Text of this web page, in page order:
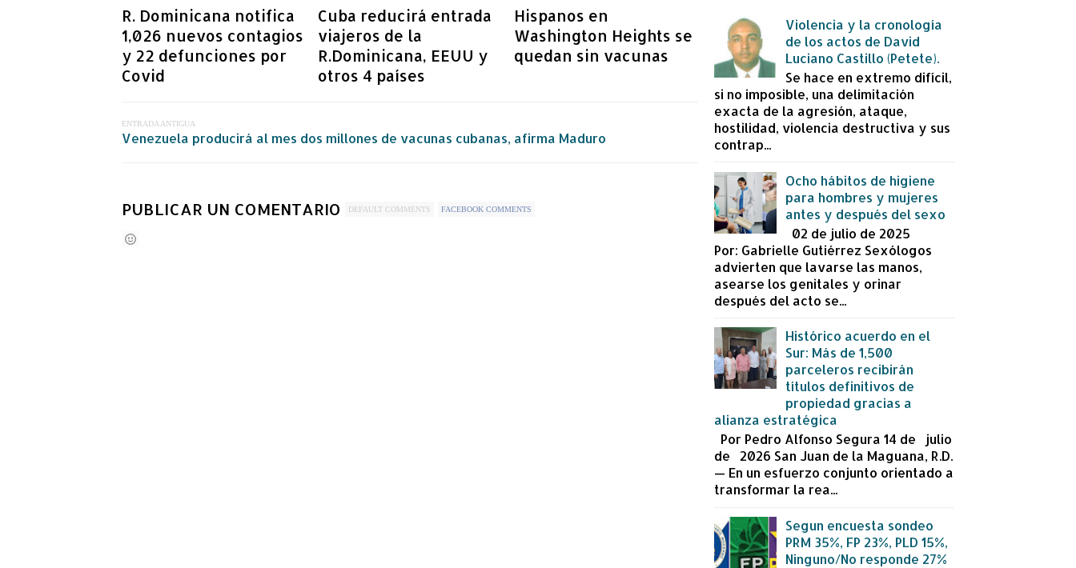
R. Dominicana notifica
1,026 nuevos contagios
y 22 defunciones por
Covid
Cuba reducirá entrada
viajeros de la
R.Dominicana, EEUU y
otros 4 países
Hispanos en
Washington Heights se
quedan sin vacunas
ENTRADA ANTIGUA
Venezuela producirá al mes dos millones de vacunas cubanas, afirma Maduro
PUBLICAR UN COMENTARIO DEFAULT COMMENTS FACEBOOK COMMENTS
Violencia y la cronología
de los actos de David
Luciano Castillo (Petete).
Se hace en extremo difícil,
si no imposible, una delimitación
exacta de la agresión, ataque,
hostilidad, violencia destructiva y sus
contrap...
Ocho hábitos de higiene
para hombres y mujeres
antes y después del sexo
02 de julio de 2025
Por: Gabrielle Gutiérrez Sexólogos
advierten que lavarse las manos,
asearse los genitales y orinar
después del acto se...
Histórico acuerdo en el
Sur: Más de 1,500
parceleros recibirán
títulos definitivos de
propiedad gracias a
alianza estratégica
Por Pedro Alfonso Segura 14 de julio
de 2026 San Juan de la Maguana, R.D.
— En un esfuerzo conjunto orientado a
transformar la rea...
Segun encuesta sondeo
PRM 35%, FP 23%, PLD 15%,
Ninguno/No responde 27%